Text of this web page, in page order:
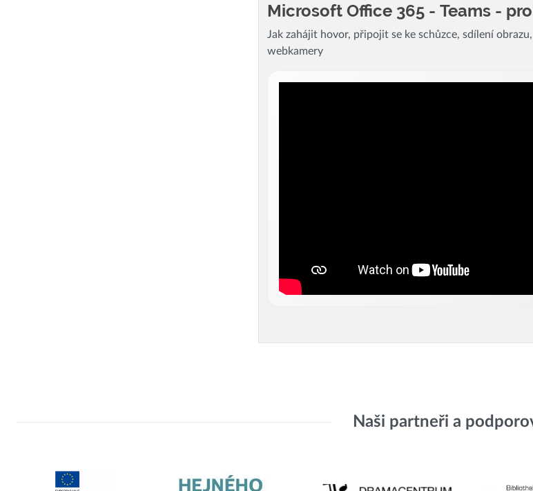
Microsoft Office 365 - Teams -
Jak zahájit hovor, připojit se ke schůzce, sdílení
webkamery
Naši partneři a